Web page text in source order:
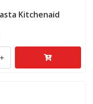
Kitchenaid
+